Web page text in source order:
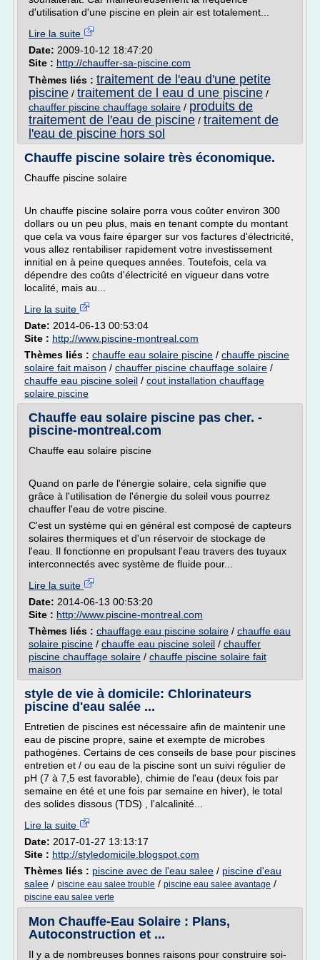
d'utilisation d'une piscine en plein air est totalement...
Lire la suite
Date: 2009-10-12 18:47:20
Site : http://chauffer-sa-piscine.com
Thèmes liés : traitement de l'eau d'une petite
piscine / traitement de l eau d une piscine /
chauffer piscine chauffage solaire / produits de
traitement de l'eau de piscine / traitement de
l'eau de piscine hors sol
Chauffe piscine solaire très économique.
Chauffe piscine solaire
Un chauffe piscine solaire porra vous coûter environ 300
dollars ou un peu plus, mais en tenant compte du montant
que cela va vous faire éparger sur vos factures d'électricité,
vous allez rentabiliser rapidement votre investissement
innitial en à peine queques années. Toutefois, cela va
dépendre des coûts d'électricité en vigueur dans votre
localité, mais au...
Lire la suite
Date: 2014-06-13 00:53:04
Site : http://www.piscine-montreal.com
Thèmes liés : chauffe eau solaire piscine / chauffe piscine
solaire fait maison / chauffer piscine chauffage solaire /
chauffe eau piscine soleil / cout installation chauffage
solaire piscine
Chauffe eau solaire piscine pas cher. -
piscine-montreal.com
Chauffe eau solaire piscine
Quand on parle de l'énergie solaire, cela signifie que
grâce à l'utilisation de l'énergie du soleil vous pourrez
chauffer l'eau de votre piscine.
C'est un système qui en général est composé de capteurs
solaires thermiques et d'un réservoir de stockage de
l'eau. Il fonctionne en propulsant l'eau travers des tuyaux
interconnectés avec système de fluide pour...
Lire la suite
Date: 2014-06-13 00:53:20
Site : http://www.piscine-montreal.com
Thèmes liés : chauffage eau piscine solaire / chauffe eau
solaire piscine / chauffe eau piscine soleil / chauffer
piscine chauffage solaire / chauffe piscine solaire fait
maison
style de vie à domicile: Chlorinateurs
piscine d'eau salée ...
Entretien de piscines est nécessaire afin de maintenir une
eau de piscine propre, saine et exempte de microbes
pathogènes. Certains de ces conseils de base pour piscines
entretien et / ou eau de la piscine sont un suivi régulier de
pH (7 à 7,5 est favorable), chimie de l'eau (deux fois par
semaine en été et une fois par semaine en hiver), le total
des solides dissous (TDS) , l'alcalinité...
Lire la suite
Date: 2017-01-27 13:13:17
Site : http://styledomicile.blogspot.com
Thèmes liés : piscine avec de l'eau salee / piscine d'eau
salee / piscine eau salee trouble / piscine eau salee avantage /
piscine eau salee verte
Mon Chauffe-Eau Solaire : Plans,
Autoconstruction et ...
Il y a de nombreuses bonnes raisons pour construire soi-